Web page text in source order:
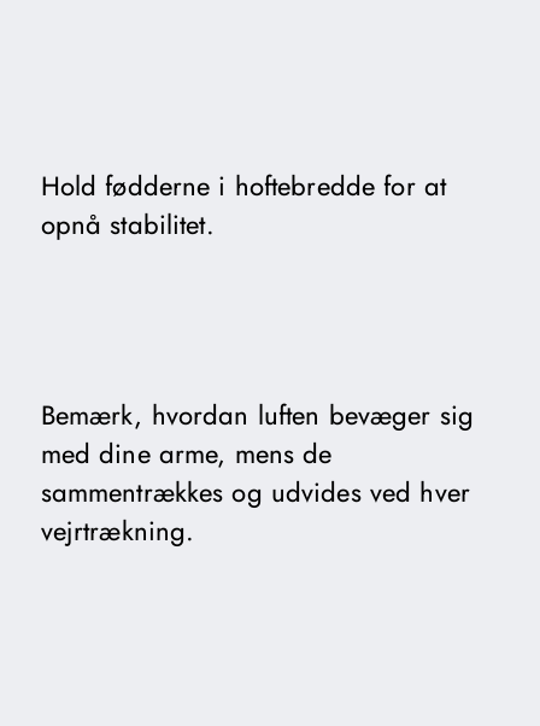
Hold fødderne i hoftebredde for at
opnå stabilitet.
Bemærk, hvordan luften bevæger sig
med dine arme, mens de
sammentrækkes og udvides ved hver
vejrtrækning.